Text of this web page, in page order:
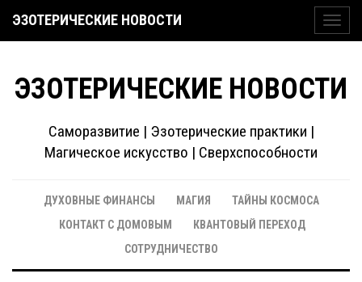
ЭЗОТЕРИЧЕСКИЕ НОВОСТИ
ЭЗОТЕРИЧЕСКИЕ НОВОСТИ
Саморазвитие | Эзотерические практики |
Магическое искусство | Сверхспособности
ДУХОВНЫЕ ФИНАНСЫ МАГИЯ
ТАЙНЫ КОСМОСА
КОНТАКТ С ДОМОВЫМ
КВАНТОВЫЙ ПЕРЕХОД
СОТРУДНИЧЕСТВО